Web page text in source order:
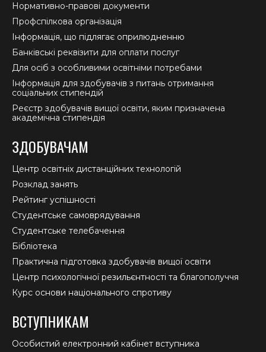
Нормативно-правові документи
Профспілкова організація
Інформація, що підлягає оприлюдненню
Банківські реквізити для оплати послуг
Для осіб з особливими освітніми потребами
Інформація для здобувачів з питань отримання
соціальних стипендій
Реєстр здобувачів вищої освіти, яким призначена
академічна стипендія
ЗДОБУВАЧАМ
Центр освітніх дистанційних технологій
Розклад занять
Рейтинг успішності
Студентське самоврядування
Студентське телебачення
Бібліотека
Практична підготовка здобувачів вищої освіти
Центр психологічної резильєнтності та благополуччя
Курс основи національного спротиву
ВСТУПНИКАМ
Особистий електронний кабінет вступника